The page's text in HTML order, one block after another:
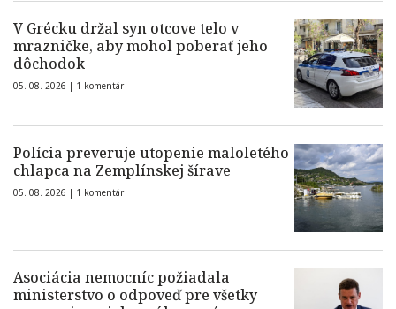
V Grécku držal syn otcove telo v
mrazničke, aby mohol poberať jeho
dôchodok
05. 08. 2026 | 1 komentár
Polícia preveruje utopenie maloletého
chlapca na Zemplínskej šírave
05. 08. 2026 | 1 komentár
Asociácia nemocníc požiadala
ministerstvo o odpoveď pre všetky